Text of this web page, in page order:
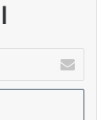
بريدك
الإلكتروني